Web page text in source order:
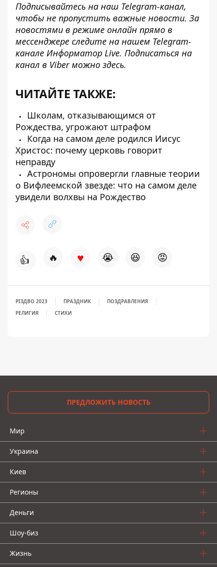
Подписывайтесь на наш Telegram-канал,
чтобы не пропустить важные новости. За
новостями в режиме онлайн прямо в
мессенджере следите на нашем Telegram-
канале Информатор Live. Подписаться на
канал в Viber можно здесь.
ЧИТАЙТЕ ТАКЖЕ:
Школам, отказывающимся от
Рождества, угрожают штрафом
Когда на самом деле родился Иисус
Христос: почему церковь говорит
неправду
Астрономы опровергли главные теории
о Вифлеемской звезде: что на самом деле
увидели волхвы на Рождество
👍 🔥 ♥ 😭 😆 😡
РІЗДВО 2023 ПРАЗДНИК
ПОЗДРАВЛЕНИЯ
РЕЛИГИЯ
СТИХИ
ПРЕДЛОЖИТЬ НОВОСТЬ
Мир
Украина
Киев
Регионы
Деньги
Шоу-биз
Жизнь